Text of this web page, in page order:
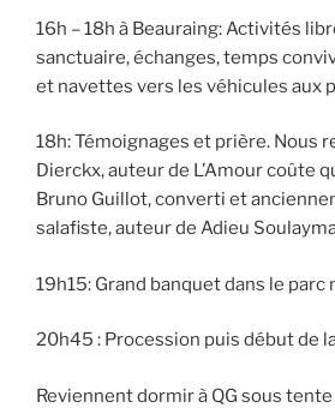
16h – 18h à Beauraing: Activités
sanctuaire, échanges, temps
et navettes vers les véhicules aux
18h: Témoignages et prière. Nous
Dierckx, auteur de L’Amour coûte
Bruno Guillot, converti et
salafiste, auteur de Adieu
19h15: Grand banquet dans le parc
20h45 : Procession puis début de
Reviennent dormir à QG sous